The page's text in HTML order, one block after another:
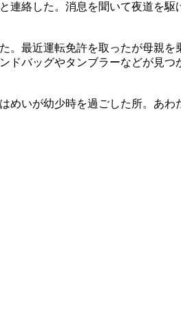
絡した。消息を聞いて夜道を
最近運転免許を取ったが母親
バッグやタンブラーなどが見
いが幼少時を過ごした所。あ